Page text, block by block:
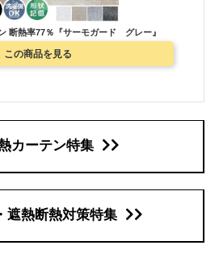
断熱率77％『サーモガード グレー』
この商品を見る
カーテン特集
遮熱断熱対策特集